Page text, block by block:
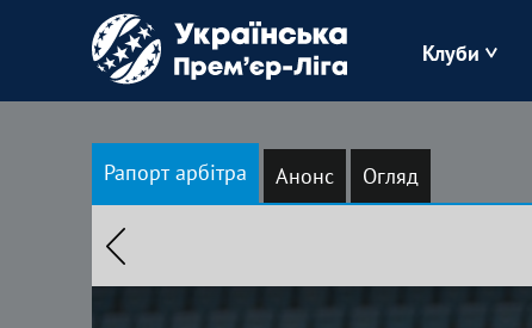
Клуби
Зоря
Рапорт арбітра Анонс Огляд